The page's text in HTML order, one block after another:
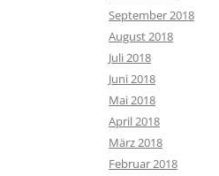
September 2018
August 2018
Juli 2018
Juni 2018
Mai 2018
April 2018
März 2018
Februar 2018